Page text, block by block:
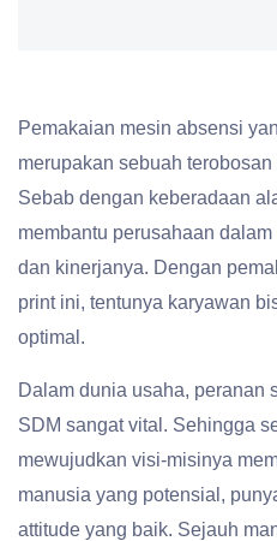
Pemakaian mesin absensi
merupakan sebuah
Sebab dengan keberadaan
membantu perusahaan
dan kinerjanya. Dengan
print ini, tentunya karyawan
optimal.
Dalam dunia usaha, peranan
SDM sangat vital. Sehingga
mewujudkan visi-misinya
manusia yang potensial,
attitude yang baik. Sejauh